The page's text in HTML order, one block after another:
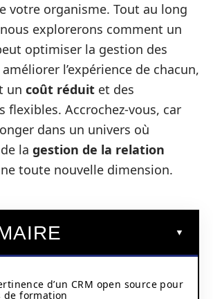
votre organisme. Tout au long
explorerons comment un
optimiser la gestion des
l’expérience de chacun,
un coût réduit et des
flexibles. Accrochez-vous, car
dans un univers où
la gestion de la relation
toute nouvelle dimension.
d’un CRM open source pour
de formation